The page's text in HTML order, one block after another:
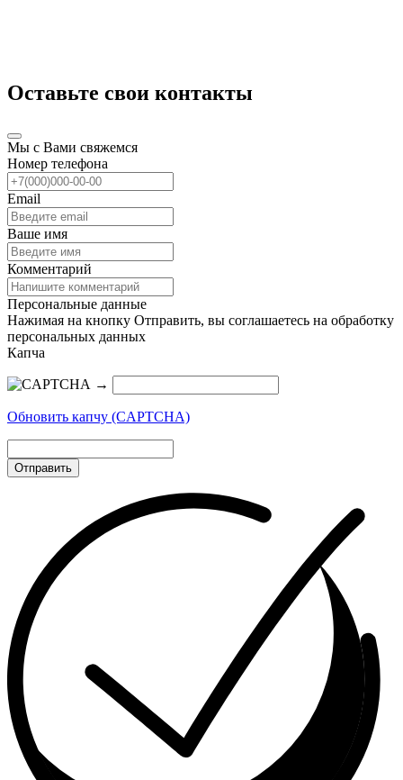
Оставьте свои контакты
Мы с Вами свяжемся
Номер телефона
Email
Ваше имя
Комментарий
Персональные данные
Нажимая на кнопку Отправить, вы соглашаетесь на обработку
персональных данных
Капча
→
Обновить капчу (CAPTCHA)
Отправить